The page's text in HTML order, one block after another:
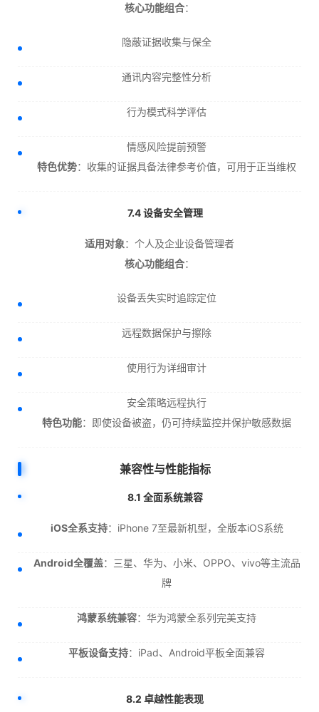
核心功能组合：
隐蔽证据收集与保全
通讯内容完整性分析
行为模式科学评估
情感风险提前预警
特色优势：收集的证据具备法律参考价值，可用于正当维权
7.4 设备安全管理
适用对象：个人及企业设备管理者
核心功能组合：
设备丢失实时追踪定位
远程数据保护与擦除
使用行为详细审计
安全策略远程执行
特色功能：即使设备被盗，仍可持续监控并保护敏感数据
兼容性与性能指标
8.1 全面系统兼容
iOS全系支持：iPhone 7至最新机型，全版本iOS系统
Android全覆盖：三星、华为、小米、OPPO、vivo等主流品
牌
鸿蒙系统兼容：华为鸿蒙全系列完美支持
平板设备支持：iPad、Android平板全面兼容
8.2 卓越性能表现